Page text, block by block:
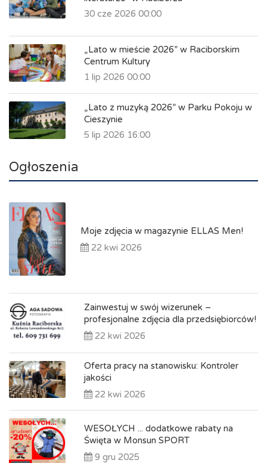
30 cze 2026 00:00
„Lato w mieście 2026” w Raciborskim
Centrum Kultury
1 lip 2026 00:00
„Lato z muzyką 2026” w Parku Pokoju w
Cieszynie
5 lip 2026 16:00
Ogłoszenia
Moje zdjęcia w magazynie ELLAS Men!
22 kwi 2026
Zainwestuj w swój wizerunek –
profesjonalne zdjęcia dla przedsiębiorców!
22 kwi 2026
Oferta pracy na stanowisku: Kontroler
jakości
22 kwi 2026
WESOŁYCH ... dodatkowe rabaty na
Święta w Monsun SPORT
9 gru 2025